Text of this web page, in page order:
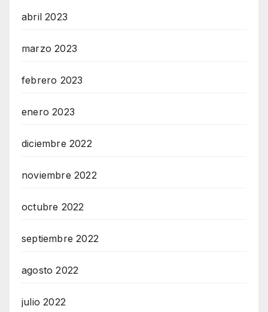
abril 2023
marzo 2023
febrero 2023
enero 2023
diciembre 2022
noviembre 2022
octubre 2022
septiembre 2022
agosto 2022
julio 2022